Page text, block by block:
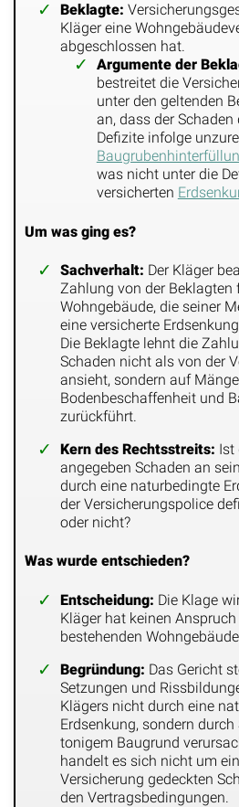
Beklagte:
Kläger eine
abgeschlossen hat.
Argumente der
bestreitet die
unter den geltenden
an, dass der
Defizite infolge
was nicht unter die
versicherten
Um was ging es?
Sachverhalt: Der Kläger
Zahlung von der Beklagten
Wohngebäude, die seiner
eine versicherte
Die Beklagte lehnt die
Schaden nicht als von der
ansieht, sondern auf
Bodenbeschaffenheit und
zurückführt.
Kern des Rechtsstreits: Ist
angegeben Schaden an
durch eine naturbedingte
der Versicherungspolice
oder nicht?
Was wurde entschieden?
Entscheidung: Die Klage
Kläger hat keinen
bestehenden
Begründung: Das Gericht
Setzungen und
Klägers nicht durch eine
Erdsenkung, sondern
tonigem Baugrund
handelt es sich nicht um
Versicherung gedeckten
den Vertragsbedingungen.